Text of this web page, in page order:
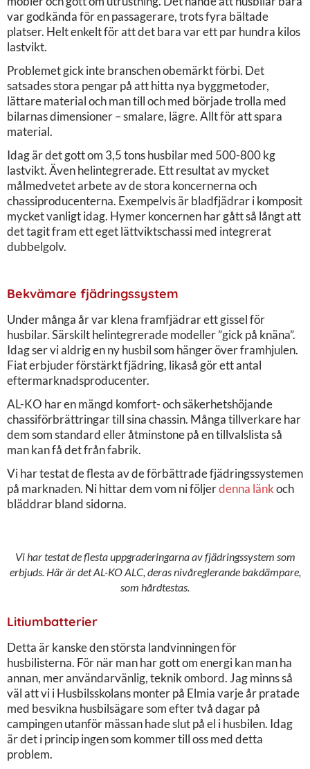
var godkända för en passagerare, trots fyra bältade
platser. Helt enkelt för att det bara var ett par hundra kilos
lastvikt.
Problemet gick inte branschen obemärkt förbi. Det
satsades stora pengar på att hitta nya byggmetoder,
lättare material och man till och med började trolla med
bilarnas dimensioner – smalare, lägre. Allt för att spara
material.
Idag är det gott om 3,5 tons husbilar med 500-800 kg
lastvikt. Även helintegrerade. Ett resultat av mycket
målmedvetet arbete av de stora koncernerna och
chassiproducenterna. Exempelvis är bladfjädrar i komposit
mycket vanligt idag. Hymer koncernen har gått så långt att
det tagit fram ett eget lättviktschassi med integrerat
dubbelgolv.
Bekvämare fjädringssystem
Under många år var klena framfjädrar ett gissel för
husbilar. Särskilt helintegrerade modeller ”gick på knäna”.
Idag ser vi aldrig en ny husbil som hänger över framhjulen.
Fiat erbjuder förstärkt fjädring, likaså gör ett antal
eftermarknadsproducenter.
AL-KO har en mängd komfort- och säkerhetshöjande
chassiförbrättringar till sina chassin. Många tillverkare har
dem som standard eller åtminstone på en tillvalslista så
man kan få det från fabrik.
Vi har testat de flesta av de förbättrade fjädringssystemen
på marknaden. Ni hittar dem vom ni följerdenna länkoch
bläddrar bland sidorna.
Vi har testat de flesta uppgraderingarna av fjädringssystem som
erbjuds. Här är det AL-KO ALC, deras nivåreglerande bakdämpare,
som hårdtestas.
Litiumbatterier
Detta är kanske den största landvinningen för
husbilisterna. För när man har gott om energi kan man ha
annan, mer användarvänlig, teknik ombord. Jag minns så
väl att vi i Husbilsskolans monter på Elmia varje år pratade
med besvikna husbilsägare som efter två dagar på
campingen utanför mässan hade slut på el i husbilen. Idag
är det i princip ingen som kommer till oss med detta
problem.